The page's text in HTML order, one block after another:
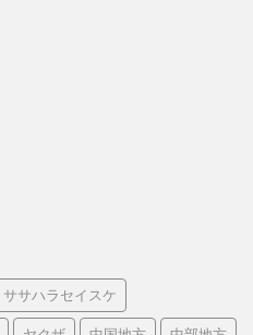
ササハラセイスケ